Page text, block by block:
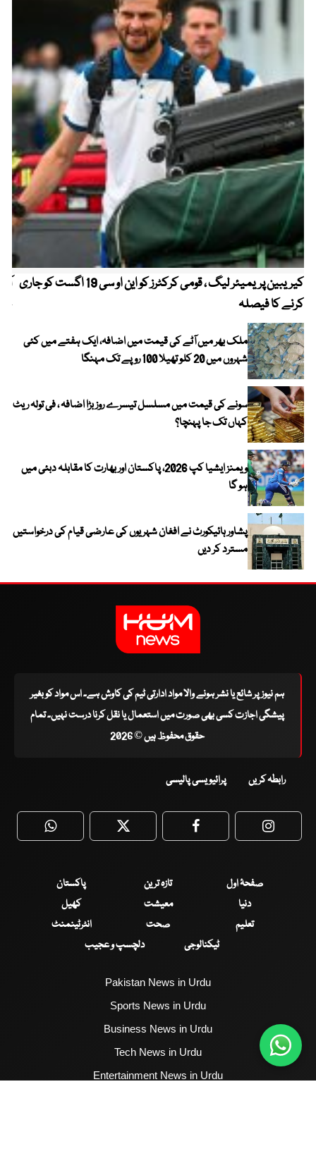
کیریبین پریمیئر لیگ ، قومی کرکٹرز کو این او سی 19 اگست کو جاری
کرنے کا فیصلہ
ملک بھر میں آٹے کی قیمت میں اضافہ، ایک ہفتے میں کئی
شہروں میں 20 کلو تھیلا 100 روپے تک مہنگا
سونے کی قیمت میں مسلسل تیسرے روز بڑا اضافہ ، فی تولہ ریٹ
کہاں تک جا پہنچا؟
ویمنز ایشیا کپ 2026، پاکستان اور بھارت کا مقابلہ دبئی میں
ہو گا
پشاور ہائیکورٹ نے افغان شہریوں کی عارضی قیام کی درخواستیں
مسترد کر دیں
ہم نیوز پر شائع یا نشر ہونے والا مواد ادارتی ٹیم کی کاوش ہے۔ اس مواد کو بغیر
پیشگی اجازت کسی بھی صورت میں استعمال یا نقل کرنا درست نہیں۔ تمام
حقوق محفوظ ہیں © 2026
رابطہ کریں پرائیویسی پالیسی
WhatsApp Twitter Facebook
صفحۂ اول تازہ ترین
پاکستان
دنیا
معیشت
کھیل
تعلیم
صحت
انٹرٹینمنٹ
ٹیکنالوجی
دلچسپ و عجیب
Pakistan News in Urdu
Sports News in Urdu
Business News in Urdu
Tech News in Urdu
Entertainment News in Urdu